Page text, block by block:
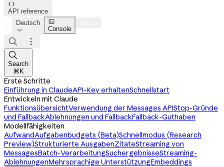

API reference
Deutsch


Console



Search
⌘K
Erste Schritte
Einführung in ClaudeAPI-Key erhaltenSchnellstart
Entwickeln mit Claude
FunktionsübersichtVerwendung der Messages APIStop-Gründe
und FallbackAblehnungen und FallbackFallback-Guthaben
Modellfähigkeiten
AufwandAufgabenbudgets (Beta)Schnellmodus (Research
Preview)Strukturierte AusgabenZitateStreaming von
MessagesBatch-VerarbeitungSuchergebnisseStreaming-
AblehnungenMehrsprachige UnterstützungEmbeddings